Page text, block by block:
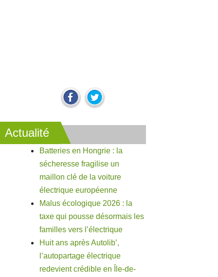
Actualité
Batteries en Hongrie : la
sécheresse fragilise un
maillon clé de la voiture
électrique européenne
Malus écologique 2026 : la
taxe qui pousse désormais les
familles vers l’électrique
Huit ans après Autolib’,
l’autopartage électrique
redevient crédible en Île-de-